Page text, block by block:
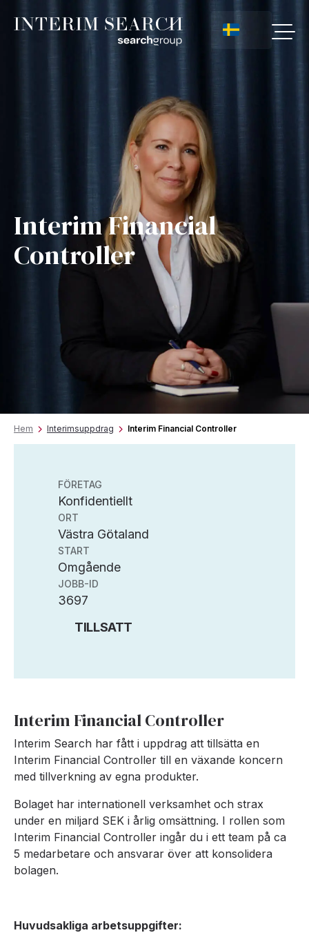
Interim Financial
Controller
Hem Interimsuppdrag Interim Financial Controller
FÖRETAG
Konfidentiellt
ORT
Västra Götaland
START
Omgående
JOBB-ID
3697
TILLSATT
Interim Financial Controller
Interim Search har fått i uppdrag att tillsätta en
Interim Financial Controller till en växande koncern
med tillverkning av egna produkter.
Bolaget har internationell verksamhet och strax
under en miljard SEK i årlig omsättning. I rollen som
Interim Financial Controller ingår du i ett team på ca
5 medarbetare och ansvarar över att konsolidera
bolagen.
Huvudsakliga arbetsuppgifter: